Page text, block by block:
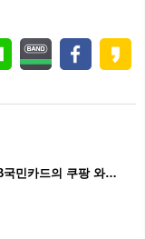
쿠팡 이용자에게 추천하는 KB국민카드의 쿠팡 와우 카드 출시 확정